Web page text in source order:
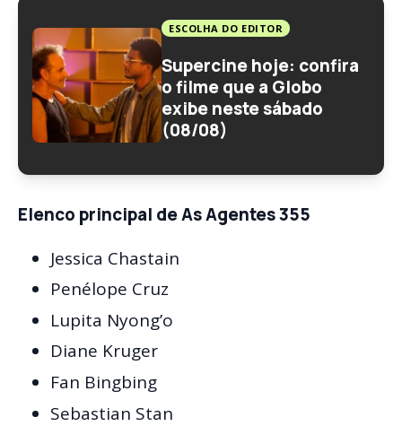
ESCOLHA DO EDITOR
Supercine hoje: confira
o filme que a Globo
exibe neste sábado
(08/08)
Elenco principal de As Agentes 355
Jessica Chastain
Penélope Cruz
Lupita Nyong’o
Diane Kruger
Fan Bingbing
Sebastian Stan